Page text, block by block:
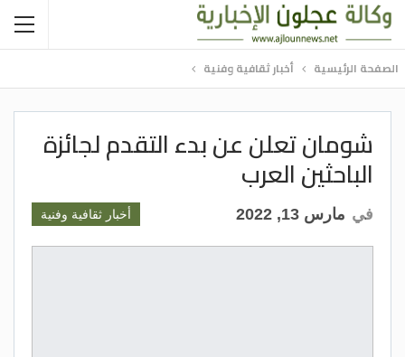
الصفحة الرئيسية أخبار ثقافية وفنية
شومان تعلن عن بدء التقدم لجائزة
الباحثين العرب
أخبار ثقافية وفنية في مارس 13, 2022